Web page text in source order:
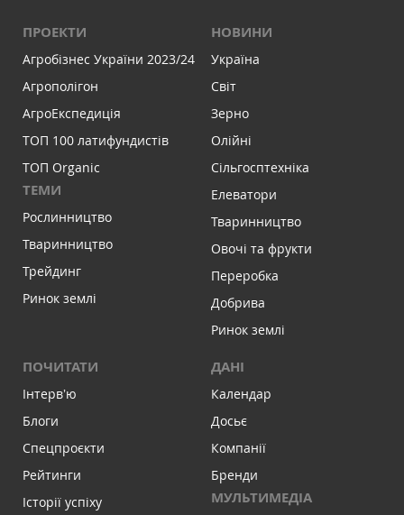
ПРОЕКТИ
Агробізнес України 2023/24
Агрополігон
АгроЕкспедиція
ТОП 100 латифундистів
ТОП Organic
ТЕМИ
Рослинництво
Тваринництво
Трейдинг
Ринок землі
НОВИНИ
Україна
Світ
Зерно
Олійні
Сільгосптехніка
Елеватори
Тваринництво
Овочі та фрукти
Переробка
Добрива
Ринок землі
ПОЧИТАТИ
Інтервʼю
Блоги
Спецпроєкти
Рейтинги
Історії успіху
ДАНІ
Календар
Досьє
Компанії
Бренди
МУЛЬТИМЕДІА